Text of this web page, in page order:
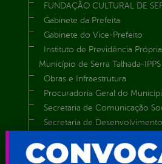
FUNDAÇÃO CULTURAL DE
Gabinete da Prefeita
Gabinete do Vice-Prefeito
Instituto de Previdência
Município de Serra Talhada-IPPS
Obras e Infraestrutura
Procuradoria Geral do
Secretaria de Comunicação
Secretaria de
Secretaria de Iluminação
Secretaria Municipal da Mulher